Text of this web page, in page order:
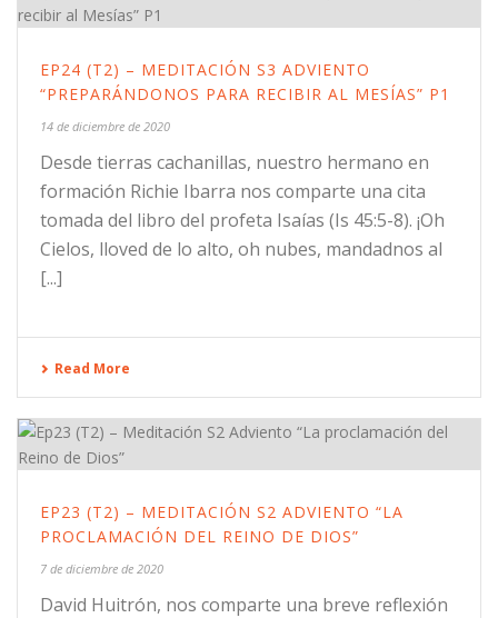
EP24 (T2) – MEDITACIÓN S3 ADVIENTO
“PREPARÁNDONOS PARA RECIBIR AL MESÍAS” P1
14 de diciembre de 2020
Desde tierras cachanillas, nuestro hermano en
formación Richie Ibarra nos comparte una cita
tomada del libro del profeta Isaías (Is 45:5-8). ¡Oh
Cielos, lloved de lo alto, oh nubes, mandadnos al
[...]
Read More
EP23 (T2) – MEDITACIÓN S2 ADVIENTO “LA
PROCLAMACIÓN DEL REINO DE DIOS”
7 de diciembre de 2020
David Huitrón, nos comparte una breve reflexión